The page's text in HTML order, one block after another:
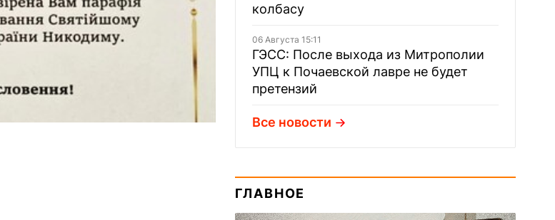
колбасу
06 Августа 15:11
ГЭСС: После выхода из Митрополии
УПЦ к Почаевской лавре не будет
претензий
Все новости
ГЛАВНОЕ